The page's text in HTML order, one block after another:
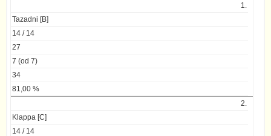
1.
Tazadni [B]
14 / 14
27
7 (od 7)
34
81,00 %
2.
Klappa [C]
14 / 14